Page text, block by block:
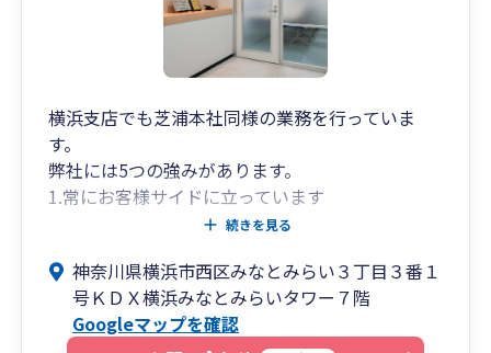
横浜支店でも芝浦本社同様の業務を行っていま
す。
弊社には5つの強みがあります。
1.常にお客様サイドに立っています
たとえば「税務調査では税理士が税務署の味方
の。私共には、こうしたきっかけでお客様になっ
ていただいた会社が複数あります。 常に調査を見
据えて毎月の処理にあたり、税務調査の立会も必
続きを見る
神奈川県横浜市西区みなとみらい３丁目３番１
号ＫＤＸ横浜みなとみらいタワー７階
Googleマップを確認